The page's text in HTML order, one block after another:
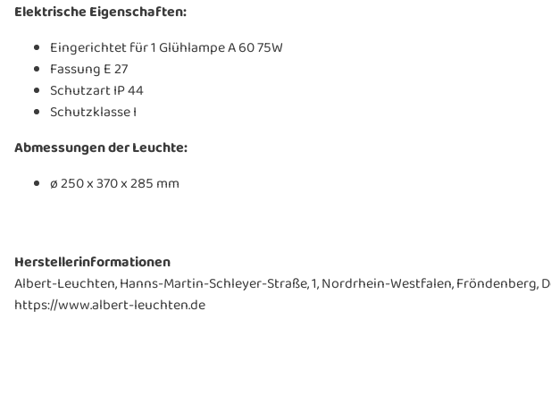
Elektrische Eigenschaften:
Eingerichtet für 1 Glühlampe A 60 75W
Fassung E 27
Schutzart IP 44
Schutzklasse I
Abmessungen der Leuchte:
ø 250 x 370 x 285 mm
Herstellerinformationen
Albert-Leuchten, Hanns-Martin-Schleyer-Straße, 1, Nordrhein-Westfalen, Fröndenberg,
https://www.albert-leuchten.de